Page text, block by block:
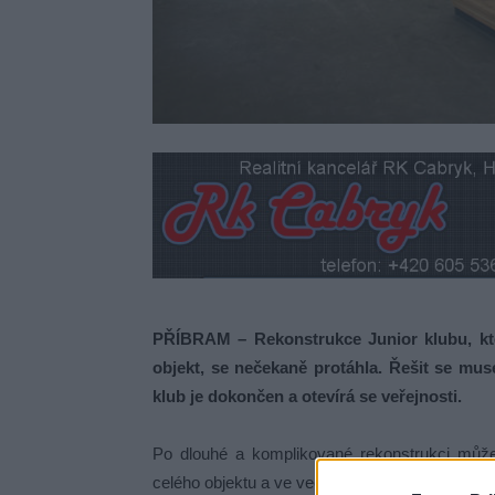
PŘÍBRAM – Rekonstrukce Junior klubu,
objekt, se nečekaně protáhla. Řešit se
klub je dokončen a otevírá se veřejnosti.
Po dlouhé a komplikované rekonstrukci
celého objektu a ve večerních hodinách také na